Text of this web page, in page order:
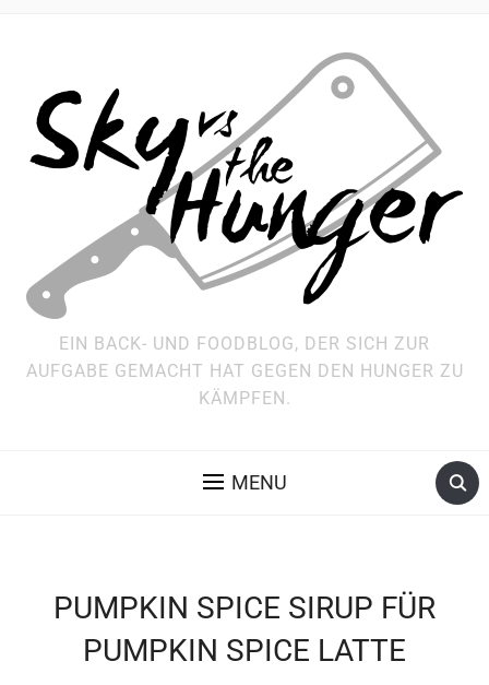
EIN BACK- UND FOODBLOG, DER SICH ZUR
AUFGABE GEMACHT HAT GEGEN DEN HUNGER ZU
KÄMPFEN.
MENU
PUMPKIN SPICE SIRUP FÜR
PUMPKIN SPICE LATTE